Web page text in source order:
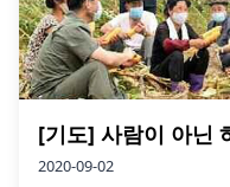
[기도] 사람이 아닌
2020-09-02